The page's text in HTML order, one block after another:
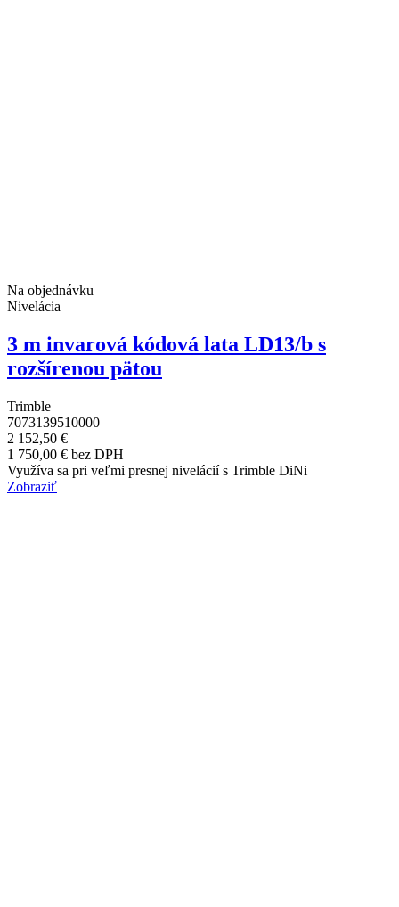
Na objednávku
Nivelácia
3 m invarová kódová lata LD13/b s
rozšírenou pätou
Trimble
7073139510000
2 152,50 €
1 750,00 € bez DPH
Využíva sa pri veľmi presnej nivelácií s Trimble DiNi
Zobraziť